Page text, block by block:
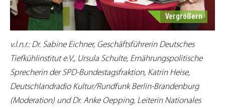
Vergrößern
v.l.n.r.: Dr. Sabine Eichner, Geschäftsführerin Deutsches
Tiefkühlinstitut e.V., Ursula Schulte, Ernährungspolitische
Sprecherin der SPD-Bundestagsfraktion, Katrin Heise,
Deutschlandradio Kultur/Rundfunk Berlin-Brandenburg
(Moderation) und Dr. Anke Oepping, Leiterin Nationales